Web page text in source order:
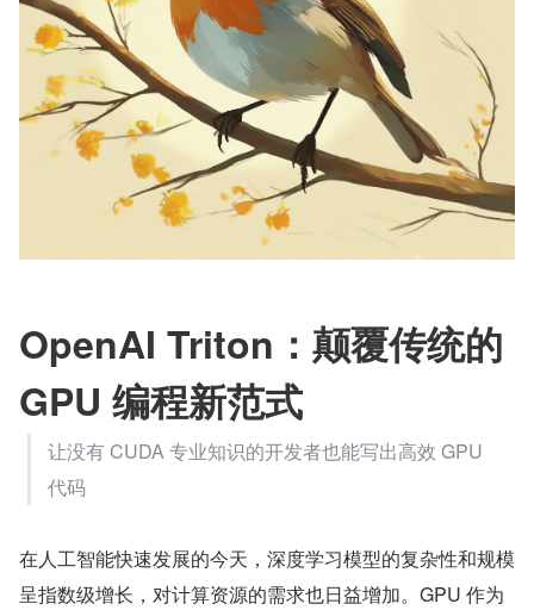
OpenAI Triton：颠覆传统的
GPU 编程新范式
让没有 CUDA 专业知识的开发者也能写出高效 GPU
代码
在人工智能快速发展的今天，深度学习模型的复杂性和规模
呈指数级增长，对计算资源的需求也日益增加。GPU 作为